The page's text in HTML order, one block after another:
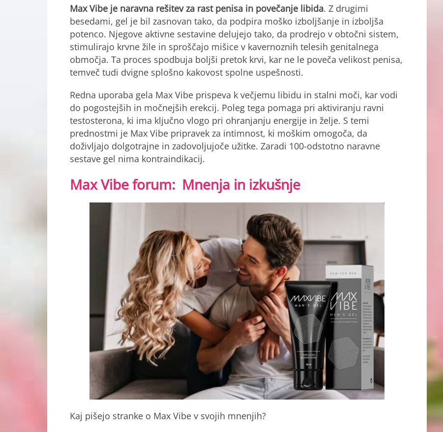
Max Vibe je naravna rešitev za rast penisa in povečanje libida. Z drugimi
besedami, gel je bil zasnovan tako, da podpira moško izboljšanje in izboljša
potenco. Njegove aktivne sestavine delujejo tako, da prodrejo v obtočni sistem,
stimulirajo krvne žile in sproščajo mišice v kavernoznih telesih genitalnega
območja. Ta proces spodbuja boljši pretok krvi, kar ne le poveča velikost penisa,
temveč tudi dvigne splošno kakovost spolne uspešnosti.
Redna uporaba gela Max Vibe prispeva k večjemu libidu in stalni moči, kar vodi
do pogostejših in močnejših erekcij. Poleg tega pomaga pri aktiviranju ravni
testosterona, ki ima ključno vlogo pri ohranjanju energije in želje. S temi
prednostmi je Max Vibe pripravek za intimnost, ki moškim omogoča, da
doživljajo dolgotrajne in zadovoljujoče užitke. Zaradi 100-odstotno naravne
sestave gel nima kontraindikacij.
Max Vibe forum: Mnenja in izkušnje
Kaj pišejo stranke o Max Vibe v svojih mnenjih?